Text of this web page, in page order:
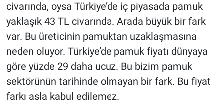
civarında, oysa Türkiye’de iç piyasada pamuk
yaklaşık 43 TL civarında. Arada büyük bir fark
var. Bu üreticinin pamuktan uzaklaşmasına
neden oluyor. Türkiye’de pamuk fiyatı dünyaya
göre yüzde 29 daha ucuz. Bu bizim pamuk
sektörünün tarihinde olmayan bir fark. Bu fiyat
farkı asla kabul edilemez.